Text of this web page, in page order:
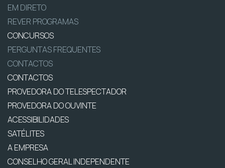
EM DIRETO
REVER PROGRAMAS
CONCURSOS
PERGUNTAS FREQUENTES
CONTACTOS
CONTACTOS
PROVEDORA DO TELESPECTADOR
PROVEDORA DO OUVINTE
ACESSIBILIDADES
SATÉLITES
A EMPRESA
CONSELHO GERAL INDEPENDENTE